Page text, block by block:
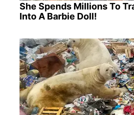
She Spends Millions To
Into A Barbie Doll!